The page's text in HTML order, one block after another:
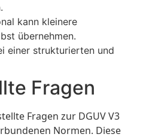
kann kleinere
übernehmen.
einer strukturierten und
Fragen
Fragen zur DGUV V3
Normen. Diese